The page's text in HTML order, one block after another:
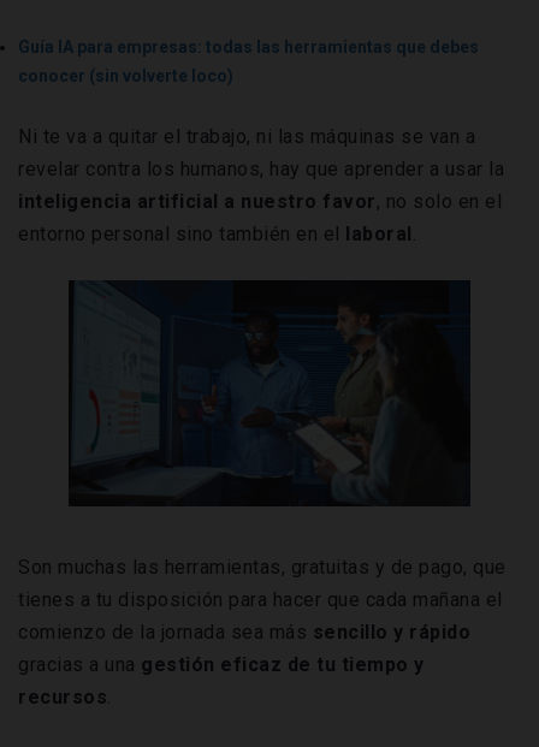
Guía IA para empresas: todas las herramientas que debes
conocer (sin volverte loco)
Ni te va a quitar el trabajo, ni las máquinas se van a
revelar contra los humanos, hay que aprender a usar la
inteligencia artificial a nuestro favor, no solo en el
entorno personal sino también en el
laboral .
Son muchas las herramientas, gratuitas y de pago, que
tienes a tu disposición para hacer que cada mañana el
comienzo de la jornada sea más sencillo y rápido
gracias a una gestión eficaz de tu tiempo y
recursos.